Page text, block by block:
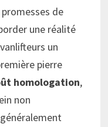
de
une réalité
un
pierre
homologation,
non